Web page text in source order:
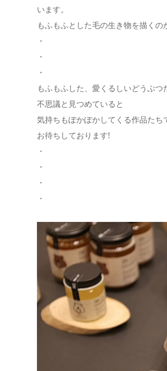
います。
もふもふとした毛の生き物を描くの
・
・
・
もふもふした、愛くるしいどうぶつ
不思議と見つめていると
気持ちもぽかぽかしてくる作品たち
お待ちしております!
・
・
・
・